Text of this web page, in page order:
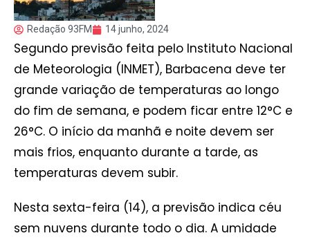
Redação 93FM 14 junho, 2024
Segundo previsão feita pelo Instituto Nacional
de Meteorologia (INMET), Barbacena deve ter
grande variação de temperaturas ao longo
do fim de semana, e podem ficar entre 12°C e
26°C. O início da manhã e noite devem ser
mais frios, enquanto durante a tarde, as
temperaturas devem subir.
Nesta sexta-feira (14), a previsão indica céu
sem nuvens durante todo o dia. A umidade